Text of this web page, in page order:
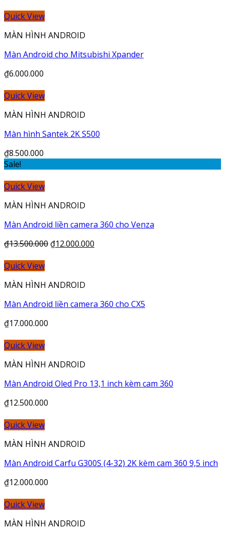
Quick View
MÀN HÌNH ANDROID
Màn Android cho Mitsubishi Xpander
₫6.000.000
Quick View
MÀN HÌNH ANDROID
Màn hình Santek 2K S500
₫8.500.000
Sale!
Quick View
MÀN HÌNH ANDROID
Màn Android liền camera 360 cho Venza
₫13.500.000 ₫12.000.000
Quick View
MÀN HÌNH ANDROID
Màn Android liền camera 360 cho CX5
₫17.000.000
Quick View
MÀN HÌNH ANDROID
Màn Android Oled Pro 13,1 inch kèm cam 360
₫12.500.000
Quick View
MÀN HÌNH ANDROID
Màn Android Carfu G300S (4-32) 2K kèm cam 360 9,5 inch
₫12.000.000
Quick View
MÀN HÌNH ANDROID